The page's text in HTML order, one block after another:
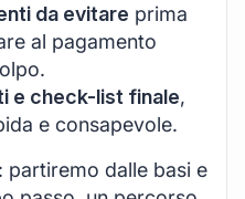
da evitare prima
al pagamento
e check-list finale,
e consapevole.
partiremo dalle basi e